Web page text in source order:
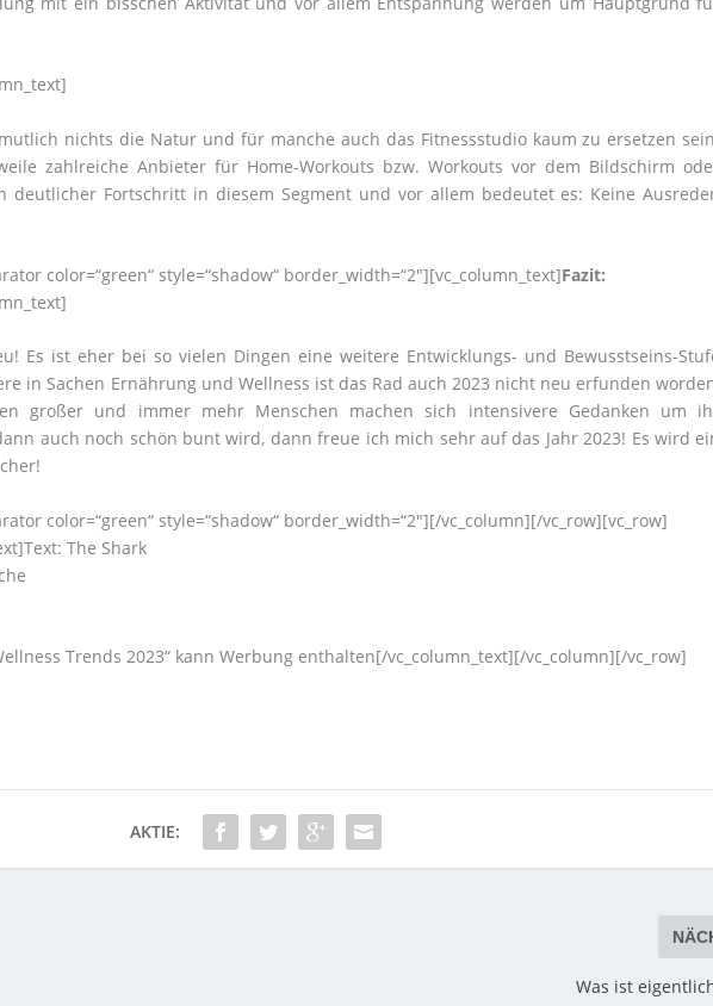
nichts die Natur und für manche auch das Fitnessstudio kaum zu ersetzen
zahlreiche Anbieter für Home-Workouts bzw. Workouts vor dem Bildschirm
deutlicher Fortschritt in diesem Segment und vor allem bedeutet es: Keine
color=“green“ style=“shadow“ border_width=“2″][vc_column_text]Fazit:
Es ist eher bei so vielen Dingen eine weitere Entwicklungs- und Bewusstseins-
in Sachen Ernährung und Wellness ist das Rad auch 2023 nicht neu erfunden
großer und immer mehr Menschen machen sich intensivere Gedanken um
auch noch schön bunt wird, dann freue ich mich sehr auf das Jahr 2023! Es wird
color=“green“ style=“shadow“ border_width=“2″][/vc_column][/vc_row][vc_row]
The Shark
Trends 2023“ kann Werbung enthalten[/vc_column_text][/vc_column][/vc_row]
AKTIE:
Was ist